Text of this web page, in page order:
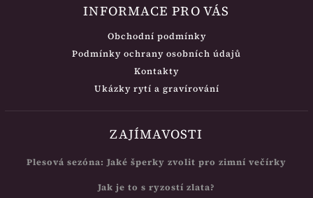
INFORMACE PRO VÁS
Obchodní podmínky
Podmínky ochrany osobních údajů
Kontakty
Ukázky rytí a gravírování
ZAJÍMAVOSTI
Plesová sezóna: Jaké šperky zvolit pro zimní večírky
Jak je to s ryzostí zlata?